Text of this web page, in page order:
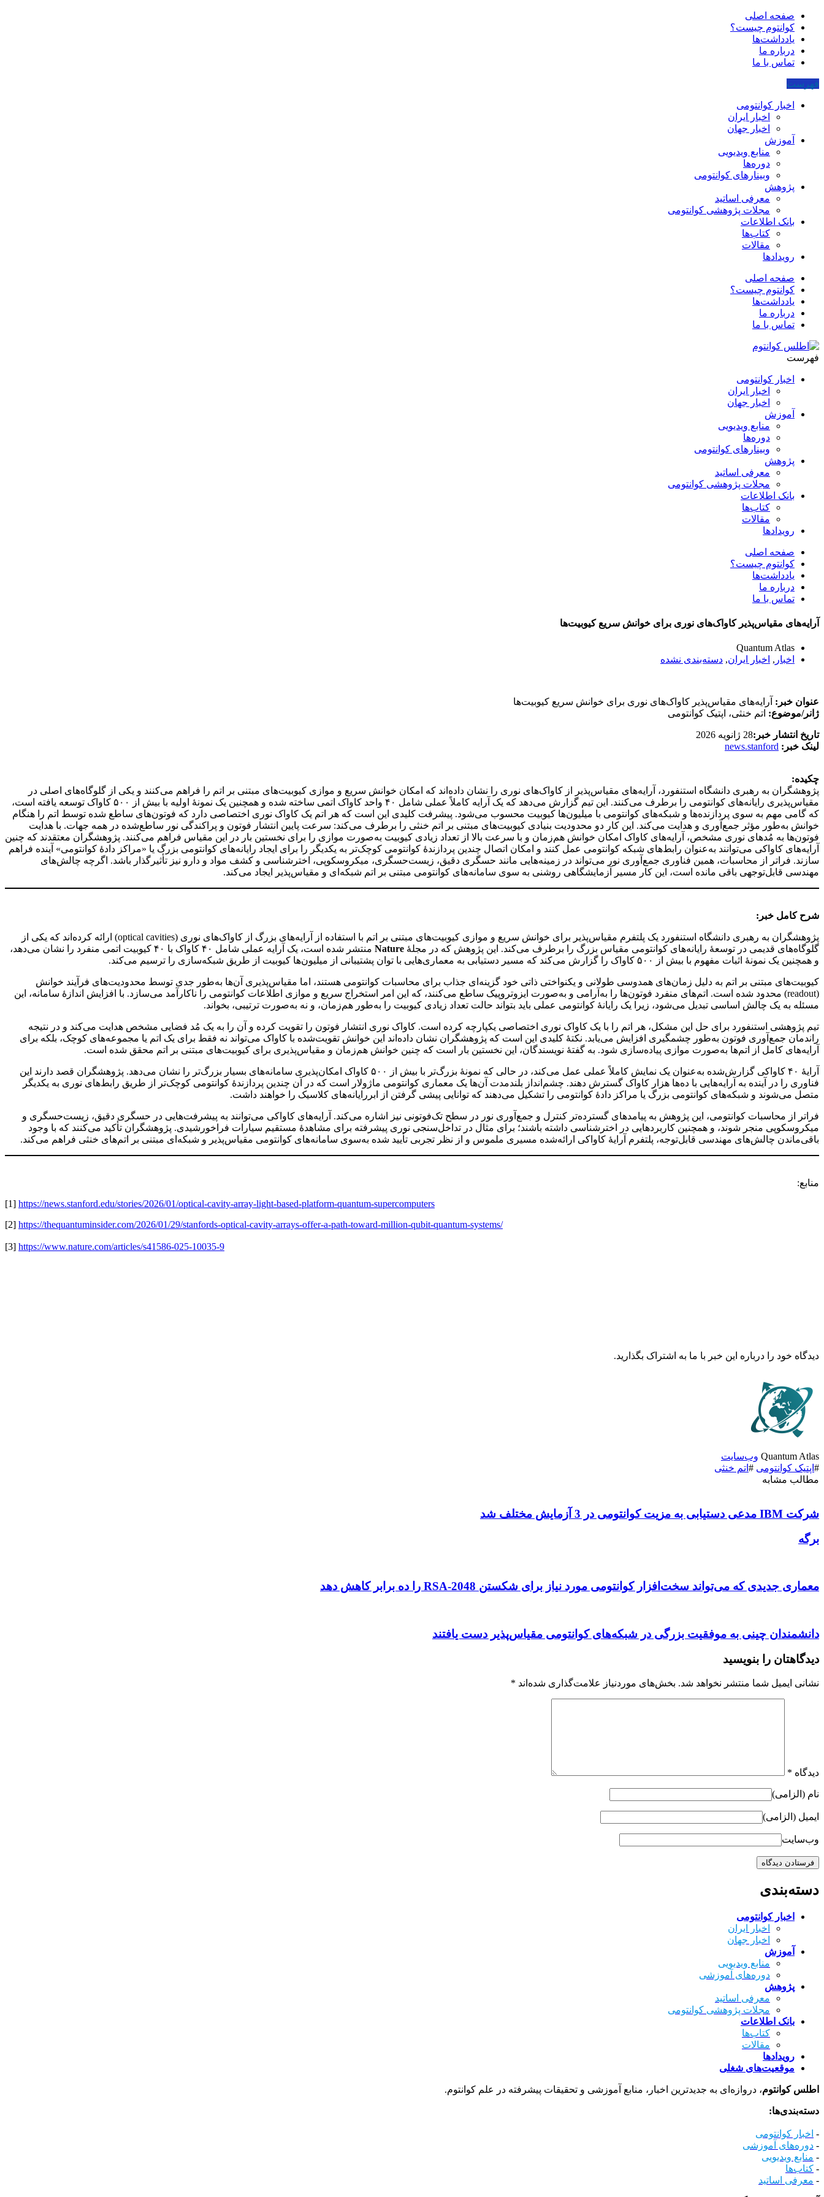
صفحه اصلی
کوانتوم چیست؟
یادداشت‌ها
درباره ما
تماس با ما
فهرست
اخبار کوانتومی
اخبار ایران
اخبار جهان
آموزش
منابع ویدیویی
دوره‌ها
وبینارهای کوانتومی
پژوهش
معرفی اساتید
مجلات پژوهشی کوانتومی
بانک اطلاعات
کتاب‌ها
مقالات
رویدادها
صفحه اصلی
کوانتوم چیست؟
یادداشت‌ها
درباره ما
تماس با ما
فهرست
اخبار کوانتومی
اخبار ایران
اخبار جهان
آموزش
منابع ویدیویی
دوره‌ها
وبینارهای کوانتومی
پژوهش
معرفی اساتید
مجلات پژوهشی کوانتومی
بانک اطلاعات
کتاب‌ها
مقالات
رویدادها
صفحه اصلی
کوانتوم چیست؟
یادداشت‌ها
درباره ما
تماس با ما
آرایه‌های مقیاس‌پذیر کاواک‌های نوری برای خوانش سریع کیوبیت‌ها
Quantum Atlas
اخبار , اخبار ایران, دسته‌بندی نشده
عنوان خبر: آرایه‌های مقیاس‌پذیر کاواک‌های نوری برای خوانش سریع کیوبیت‌ها
ژانر/موضوع: اتم خنثی، اپتیک کوانتومی
تاریخ انتشار خبر:28 ژانویه 2026
لینک خبر: news.stanford
چکیده:
پژوهشگران به رهبری دانشگاه استنفورد، آرایه‌های مقیاس‌پذیر از کاواک‌های نوری را نشان داده‌اند که امکان خوانش سریع و موازی کیوبیت‌های مبتنی بر اتم را فراهم می‌کنند و یکی از گلوگاه‌های اصلی در
مقیاس‌پذیری رایانه‌های کوانتومی را برطرف می‌کنند. این تیم گزارش می‌دهد که یک آرایه کاملاً عملی شامل ۴۰ واحد کاواک اتمی ساخته شده و همچنین یک نمونهٔ اولیه با بیش از ۵۰۰ کاواک توسعه یافته است،
که گامی مهم به سوی پردازنده‌ها و شبکه‌های کوانتومی با میلیون‌ها کیوبیت محسوب می‌شود. پیشرفت کلیدی این است که هر اتم یک کاواک نوری اختصاصی دارد که فوتون‌های ساطع شده توسط اتم را هنگام
خوانش به‌طور مؤثر جمع‌آوری و هدایت می‌کند. این کار دو محدودیت بنیادی کیوبیت‌های مبتنی بر اتم خنثی را برطرف می‌کند: سرعت پایین انتشار فوتون و پراکندگی نور ساطع‌شده در همه جهات. با هدایت
فوتون‌ها به مُدهای نوری مشخص، آرایه‌های کاواک امکان خوانش هم‌زمان و با سرعت بالا از تعداد زیادی کیوبیت به‌صورت موازی را برای نخستین بار در این مقیاس فراهم می‌کنند. پژوهشگران معتقدند که چنین
آرایه‌های کاواکی می‌توانند به‌عنوان رابط‌های شبکه کوانتومی عمل کنند و امکان اتصال چندین پردازندهٔ کوانتومی کوچک‌تر به یکدیگر را برای ایجاد رایانه‌های کوانتومی بزرگ یا «مراکز دادهٔ کوانتومی» آینده فراهم
سازند. فراتر از محاسبات، همین فناوری جمع‌آوری نور می‌تواند در زمینه‌هایی مانند حسگری دقیق، زیست‌حسگری، میکروسکوپی، اخترشناسی و کشف مواد و دارو نیز تأثیرگذار باشد. اگرچه چالش‌های
مهندسی قابل‌توجهی باقی مانده است، این کار مسیر آزمایشگاهی روشنی به سوی سامانه‌های کوانتومی مبتنی بر اتم شبکه‌ای و مقیاس‌پذیر ایجاد می‌کند.
شرح کامل خبر:
پژوهشگران به رهبری دانشگاه استنفورد یک پلتفرم مقیاس‌پذیر برای خوانش سریع و موازی کیوبیت‌های مبتنی بر اتم با استفاده از آرایه‌های بزرگ از کاواک‌های نوری (optical cavities) ارائه کرده‌اند که یکی از
گلوگاه‌های قدیمی در توسعهٔ رایانه‌های کوانتومی مقیاس بزرگ را برطرف می‌کند. این پژوهش که در مجلهٔ Nature
منتشر شده است، یک آرایه عملی شامل ۴۰ کاواک با ۴۰ کیوبیت اتمی منفرد را نشان می‌دهد،
و همچنین یک نمونهٔ اثبات مفهوم با بیش از ۵۰۰ کاواک را گزارش می‌کند که مسیر دستیابی به معماری‌هایی با توان پشتیبانی از میلیون‌ها کیوبیت از طریق شبکه‌سازی را ترسیم می‌کند.
کیوبیت‌های مبتنی بر اتم به دلیل زمان‌های همدوسی طولانی و یکنواختی ذاتی خود گزینه‌ای جذاب برای محاسبات کوانتومی هستند، اما مقیاس‌پذیری آن‌ها به‌طور جدی توسط محدودیت‌های فرآیند خوانش
(readout) محدود شده است. اتم‌های منفرد فوتون‌ها را به‌آرامی و به‌صورت ایزوتروپیک ساطع می‌کنند، که این امر استخراج سریع و موازی اطلاعات کوانتومی را ناکارآمد می‌سازد. با افزایش اندازهٔ سامانه، این
مسئله به یک چالش اساسی تبدیل می‌شود، زیرا یک رایانهٔ کوانتومی عملی باید بتواند حالت تعداد زیادی کیوبیت را به‌طور هم‌زمان، و نه به‌صورت ترتیبی، بخواند.
تیم پژوهشی استنفورد برای حل این مشکل، هر اتم را با یک کاواک نوری اختصاصی یکپارچه کرده است. کاواک نوری انتشار فوتون را تقویت کرده و آن را به یک مُد فضایی مشخص هدایت می‌کند و در نتیجه
راندمان جمع‌آوری فوتون به‌طور چشمگیری افزایش می‌یابد. نکتهٔ کلیدی این است که پژوهشگران نشان داده‌اند این خوانش تقویت‌شده با کاواک می‌تواند نه فقط برای یک اتم یا مجموعه‌های کوچک، بلکه برای
آرایه‌های کامل از اتم‌ها به‌صورت موازی پیاده‌سازی شود. به گفتهٔ نویسندگان، این نخستین بار است که چنین خوانش هم‌زمان و مقیاس‌پذیری برای کیوبیت‌های مبتنی بر اتم محقق شده است.
آرایهٔ ۴۰‌ کاواکی گزارش‌شده به‌عنوان یک نمایش کاملاً عملی عمل می‌کند، در حالی که نمونهٔ بزرگ‌تر با بیش از ۵۰۰ کاواک امکان‌پذیری سامانه‌های بسیار بزرگ‌تر را نشان می‌دهد. پژوهشگران قصد دارند این
فناوری را در آینده به آرایه‌هایی با ده‌ها هزار کاواک گسترش دهند. چشم‌انداز بلندمدت آن‌ها یک معماری کوانتومی ماژولار است که در آن چندین پردازندهٔ کوانتومی کوچک‌تر از طریق رابط‌های نوری به یکدیگر
متصل می‌شوند و شبکه‌های کوانتومی بزرگ یا مراکز دادهٔ کوانتومی را تشکیل می‌دهند که توانایی پیشی گرفتن از ابررایانه‌های کلاسیک را خواهند داشت.
فراتر از محاسبات کوانتومی، این پژوهش به پیامدهای گسترده‌تر کنترل و جمع‌آوری نور در سطح تک‌فوتونی نیز اشاره می‌کند. آرایه‌های کاواکی می‌توانند به پیشرفت‌هایی در حسگری دقیق، زیست‌حسگری و
میکروسکوپی منجر شوند، و همچنین کاربردهایی در اخترشناسی داشته باشند؛ برای مثال در تداخل‌سنجی نوری پیشرفته برای مشاهدهٔ مستقیم سیارات فراخورشیدی. پژوهشگران تأکید می‌کنند که با وجود
باقی‌ماندن چالش‌های مهندسی قابل‌توجه، پلتفرم آرایهٔ کاواکی ارائه‌شده مسیری ملموس و از نظر تجربی تأیید شده به‌سوی سامانه‌های کوانتومی مقیاس‌پذیر و شبکه‌ای مبتنی بر اتم‌های خنثی فراهم می‌کند.
منابع:
[1] https://news.stanford.edu/stories/2026/01/optical-cavity-array-light-based-platform-quantum-supercomputers
[2] https://thequantuminsider.com/2026/01/29/stanfords-optical-cavity-arrays-offer-a-path-toward-million-qubit-quantum-systems/
[3] https://www.nature.com/articles/s41586-025-10035-9
دیدگاه خود را درباره این خبر با ما به اشتراک بگذارید.
Quantum Atlas وب‌سایت
# اپتیک کوانتومی # اتم خنثی
مطالب مشابه
شرکت IBM مدعی دستیابی به مزیت کوانتومی در 3 آزمایش مختلف شد
برگه
معماری جدیدی که می‌تواند سخت‌افزار کوانتومی مورد نیاز برای شکستن RSA-2048 را ده برابر کاهش دهد
دانشمندان چینی به موفقیت بزرگی در شبکه‌های کوانتومی مقیاس‌پذیر دست یافتند
دیدگاهتان را بنویسید
نشانی ایمیل شما منتشر نخواهد شد. بخش‌های موردنیاز علامت‌گذاری شده‌اند *
دیدگاه *
نام (الزامی)
ایمیل (الزامی)
وب‌سایت
دسته‌بندی
اخبار کوانتومی
اخبار ایران
اخبار جهان
آموزش
منابع ویدیویی
دوره‌های آموزشی
پژوهش
معرفی اساتید
مجلات پژوهشی کوانتومی
بانک اطلاعات
کتاب‌ها
مقالات
رویدادها
موقعیت‌های شغلی
اطلس کوانتوم، دروازه‌ای به جدیدترین اخبار، منابع آموزشی و تحقیقات پیشرفته در علم کوانتوم.
دسته‌بندی‌ها:
- اخبار کوانتومی
- دوره‌های آموزشی
- منابع ویدیویی
- کتاب‌ها
- معرفی اساتید